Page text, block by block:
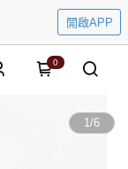
開啟APP
0
1/6